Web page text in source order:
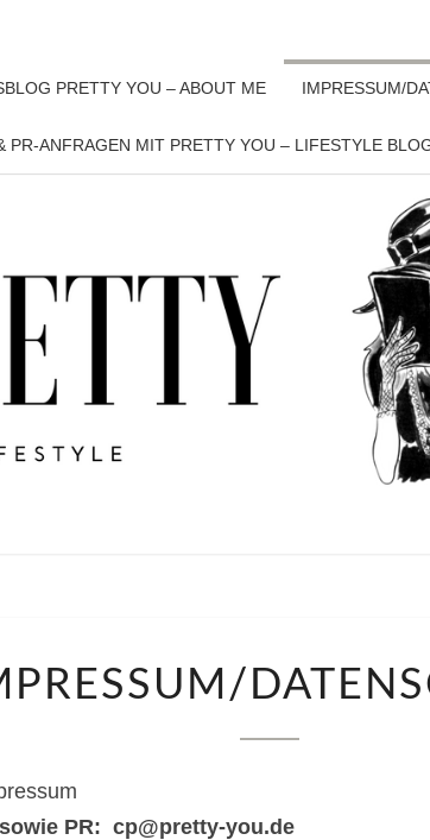
PRETTY YOU – ABOUT ME IMPRESSUM/
PR-ANFRAGEN MIT PRETTY YOU – LIFESTYLE
PR: cp@pretty-you.de